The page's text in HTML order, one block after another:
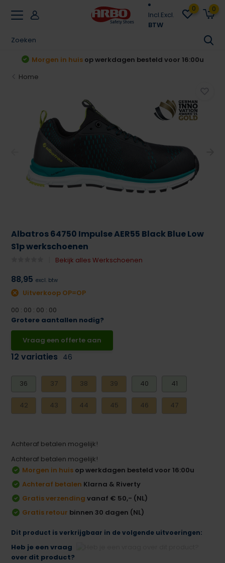
Incl.Excl.
BTW
0 0
Achteraf betalenKlarna & Riverty
Home
Albatros 64750 Impulse AER55 Black Blue Low
S1p werkschoenen
Bekijk alles Werkschoenen
88,95 excl. btw
Uitverkoop OP=OP
00 : 00 : 00 : 00
Grotere aantallen nodig?
Vraag een offerte aan
12 variaties 46
36 37 38 39 40 41
42 43 44 45 46 47
Achteraf betalen mogelijk!
Achteraf betalen mogelijk!
Morgen in huis op werkdagen besteld voor 16:00u
Achteraf betalen Klarna & Riverty
Gratis verzending vanaf € 50,- (NL)
Gratis retour binnen 30 dagen (NL)
Dit product is verkrijgbaar in de volgende uitvoeringen:
Heb je een vraag
over dit product?